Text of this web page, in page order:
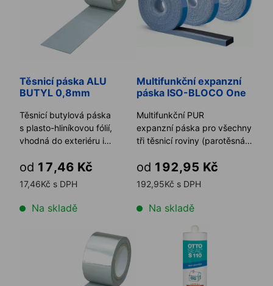
Těsnicí páska ALU
BUTYL 0,8mm
Těsnicí butylová páska
s plasto-hliníkovou fólií,
vhodná do exteriéru i
od 17,46 Kč
17,46Kč s DPH
Na skladě
Multifunkční expanzní
páska ISO-BLOCO One
Multifunkční PUR
expanzní páska pro všechny
tři těsnicí roviny (parotěsná,
od 192,95 Kč
192,95Kč s DPH
Na skladě
Silikon na dřevo OTTOSEAL